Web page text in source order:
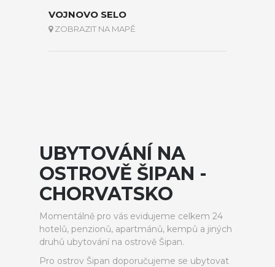
VOJNOVO SELO
ZOBRAZIT NA MAPĚ
UBYTOVÁNÍ NA
OSTROVĚ ŠIPAN -
CHORVATSKO
Momentálně pro vás evidujeme celkem 24
hotelů, penzionů, apartmánů, kempů a jiných
druhů ubytování na ostrově Šipan.
Pro ostrov Šipan doporučujeme se ubytovat